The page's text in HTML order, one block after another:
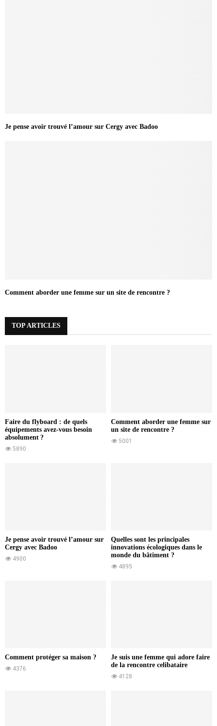
Je pense avoir trouvé l’amour sur Cergy avec Badoo
Comment aborder une femme sur un site de rencontre ?
TOP ARTICLES
Faire du flyboard : de quels
équipements avez-vous besoin
absolument ?
5890
Comment aborder une femme sur
un site de rencontre ?
5001
Je pense avoir trouvé l’amour sur
Cergy avec Badoo
4900
Quelles sont les principales
innovations écologiques dans le
monde du bâtiment ?
4895
Comment protéger sa maison ?
4376
Je suis une femme qui adore faire
de la rencontre celibataire
4128